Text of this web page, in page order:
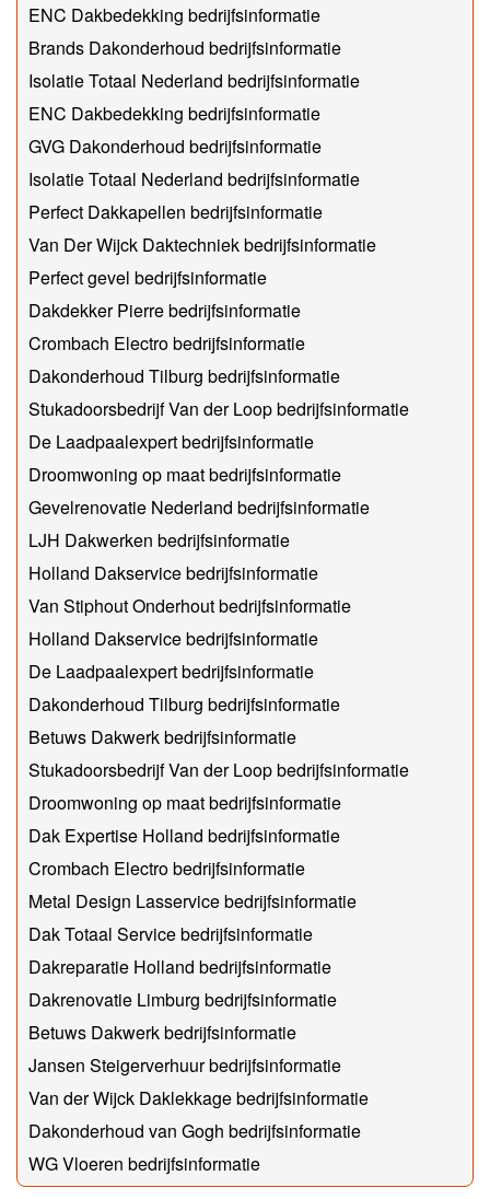
ENC Dakbedekking bedrijfsinformatie
Brands Dakonderhoud bedrijfsinformatie
Isolatie Totaal Nederland bedrijfsinformatie
ENC Dakbedekking bedrijfsinformatie
GVG Dakonderhoud bedrijfsinformatie
Isolatie Totaal Nederland bedrijfsinformatie
Perfect Dakkapellen bedrijfsinformatie
Van Der Wijck Daktechniek bedrijfsinformatie
Perfect gevel bedrijfsinformatie
Dakdekker Pierre bedrijfsinformatie
Crombach Electro bedrijfsinformatie
Dakonderhoud Tilburg bedrijfsinformatie
Stukadoorsbedrijf Van der Loop bedrijfsinformatie
De Laadpaalexpert bedrijfsinformatie
Droomwoning op maat bedrijfsinformatie
Gevelrenovatie Nederland bedrijfsinformatie
LJH Dakwerken bedrijfsinformatie
Holland Dakservice bedrijfsinformatie
Van Stiphout Onderhout bedrijfsinformatie
Holland Dakservice bedrijfsinformatie
De Laadpaalexpert bedrijfsinformatie
Dakonderhoud Tilburg bedrijfsinformatie
Betuws Dakwerk bedrijfsinformatie
Stukadoorsbedrijf Van der Loop bedrijfsinformatie
Droomwoning op maat bedrijfsinformatie
Dak Expertise Holland bedrijfsinformatie
Crombach Electro bedrijfsinformatie
Metal Design Lasservice bedrijfsinformatie
Dak Totaal Service bedrijfsinformatie
Dakreparatie Holland bedrijfsinformatie
Dakrenovatie Limburg bedrijfsinformatie
Betuws Dakwerk bedrijfsinformatie
Jansen Steigerverhuur bedrijfsinformatie
Van der Wijck Daklekkage bedrijfsinformatie
Dakonderhoud van Gogh bedrijfsinformatie
WG Vloeren bedrijfsinformatie